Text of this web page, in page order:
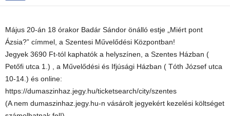
Május 20-án 18 órakor Badár Sándor önálló estje „Miért pont
Ázsia?” címmel, a Szentesi Művelődési Központban!
Jegyek 3690 Ft-tól kaphatók a helyszínen, a Szentes Házban (
Petőfi utca 1.) , a Művelődési és Ifjúsági Házban ( Tóth József utca
10-14.) és online:
https://dumaszinhaz.jegy.hu/ticketsearch/city/szentes
(A nem dumaszinhaz.jegy.hu-n vásárolt jegyekért kezelési költséget